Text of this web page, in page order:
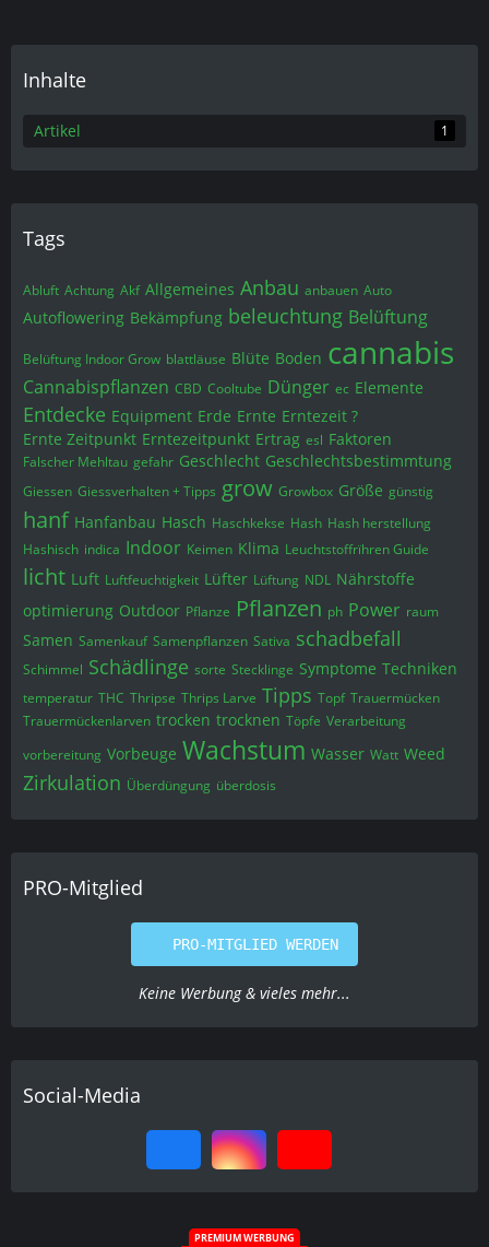
Inhalte
Artikel 1
Tags
Abluft Achtung Akf Allgemeines Anbau anbauen Auto
Autoflowering Bekämpfung beleuchtung Belüftung
Belüftung Indoor Grow blattläuse Blüte Boden cannabis
Cannabispflanzen CBD Cooltube Dünger ec Elemente
Entdecke Equipment Erde Ernte Erntezeit ?
Ernte Zeitpunkt Erntezeitpunkt Ertrag esl Faktoren
Falscher Mehltau gefahr Geschlecht Geschlechtsbestimmtung
Giessen Giessverhalten + Tipps grow Growbox Größe günstig
hanf Hanfanbau Hasch Haschkekse Hash Hash herstellung
Hashisch indica Indoor Keimen Klima Leuchtstoffrïhren Guide
licht Luft Luftfeuchtigkeit Lüfter Lüftung NDL Nährstoffe
optimierung Outdoor Pflanze Pflanzen ph Power raum
Samen Samenkauf Samenpflanzen Sativa schadbefall
Schimmel Schädlinge sorte Stecklinge Symptome Techniken
temperatur THC Thripse Thrips Larve Tipps Topf Trauermücken
Trauermückenlarven trocken trocknen Töpfe Verarbeitung
vorbereitung Vorbeuge Wachstum Wasser Watt Weed
Zirkulation Überdüngung überdosis
PRO-Mitglied
PRO-MITGLIED WERDEN
Keine Werbung & vieles mehr...
Social-Media
PREMIUM WERBUNG